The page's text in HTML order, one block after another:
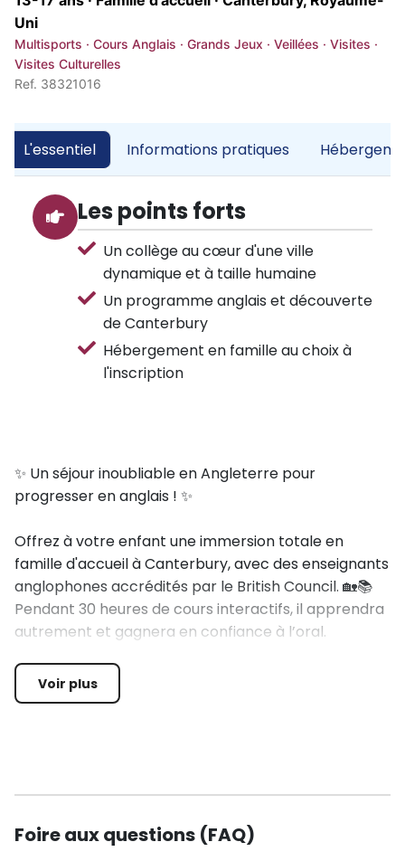
Uni
Multisports · Cours Anglais · Grands Jeux · Veillées · Visites ·
Visites Culturelles
Ref. 38321016
L'essentiel Informations pratiques
Les points forts
Un collège au cœur d'une ville
dynamique et à taille humaine
Un programme anglais et découverte
de Canterbury
Hébergement en famille au choix à
l'inscription
✨ Un séjour inoubliable en Angleterre pour
progresser en anglais ! ✨
Offrez à votre enfant une immersion totale en
famille d'accueil à Canterbury, avec des enseignants
anglophones accrédités par le British Council. 🏡📚
Pendant 30 heures de cours interactifs, il apprendra
autrement et gagnera en confiance à l’oral.
Mais l’aventure ne s’arrête pas là ! 🏰 10 demi-
journées d’exploration pour découvrir Canterbury, sa
viendra enrichir cette expérience.
🏀⚽ Entre visites et apprentissage, place au sport et
Voir plus
Foire aux questions (FAQ)